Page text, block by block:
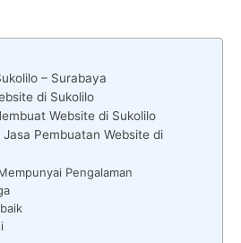
– Surabaya
di Sukolilo
Website di Sukolilo
Pembuatan Website di
Pengalaman